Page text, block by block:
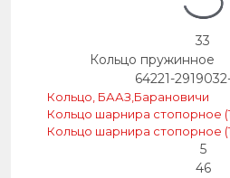
33
Кольцо пружинное
64221-
Кольцо, БААЗ,Барановичи
Кольцо шарнира стопорное
Кольцо шарнира стопорное
5
46